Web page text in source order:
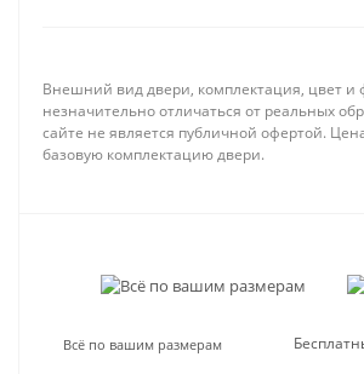
Внешний вид двери, комплектация, цвет и
незначительно отличаться от реальных
сайте не является публичной офертой.
базовую комплектацию двери.
Всё по вашим размерам